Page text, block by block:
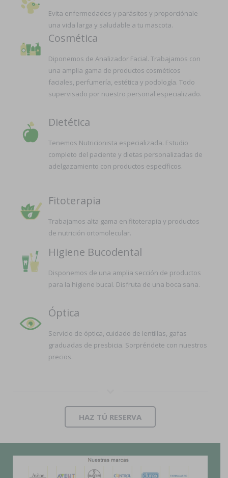
Evita enfermedades y parásitos y proporciónale
una vida larga y saludable a tu mascota.
Cosmética
Diponemos de Analizador Facial. Trabajamos con
una amplia gama de productos cosméticos
faciales, perfumería, estética y podología. Todo
supervisado por nuestro personal especializado.
Dietética
Tenemos Nutricionista especializada. Estudio
completo del paciente y dietas personalizadas de
adelgazamiento con productos específicos.
Fitoterapia
Trabajamos alta gama en fitoterapia y productos
de nutrición ortomolecular.
Higiene Bucodental
Disponemos de una amplia sección de productos
para la higiene bucal. Disfruta de una boca sana.
Óptica
Servicio de óptica, cuidado de lentillas, gafas
graduadas de presbicia. Sorpréndete con nuestros
precios.
HAZ TÚ RESERVA